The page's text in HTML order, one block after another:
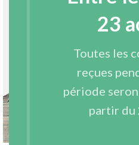
23
Toutes les
reçues
période
partir du